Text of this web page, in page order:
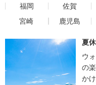
福岡
佐賀
宮崎
鹿児島
夏
ウ
の
か